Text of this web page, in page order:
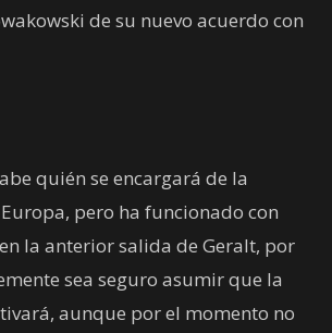
de su nuevo acuerdo con
quién se encargará de la
pero ha funcionado con
la anterior salida de Geralt, por
sea seguro asumir que la
aunque por el momento no